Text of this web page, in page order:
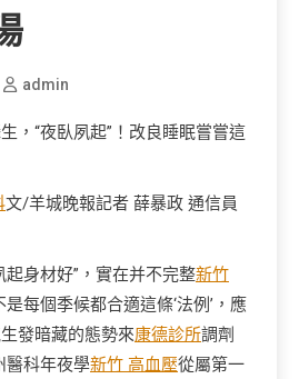
admin
，“夜臥夙起”！改良睡眠嘗嘗這
文/羊城晚報記者 薛暴政 通信員
起身材好”，實在并不完整新竹
是每個季候都合適這條‘法例’，應
發暗藏的態勢來康德診所調劑
醫科年夜學新竹 高血壓從屬第一